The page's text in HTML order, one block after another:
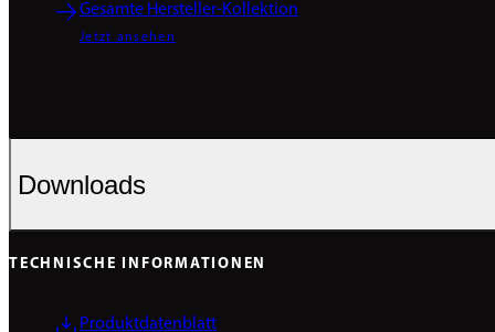
Gesamte Hersteller-Kollektion
Jetzt ansehen
Downloads
TECHNISCHE INFORMATIONEN
Produktdatenblatt